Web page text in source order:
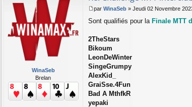
WinaSeb
Brelan
e
s
a
g
e
par WinaSeb » Jeudi 02 Novembre
Sont qualifiés pour la Finale MTT
2TheStars
Bikoum
LeonDeWinter
SingeGrumpy
AlexKid_
GraiSse.4Fun
Bad A MthfkR
yepaki